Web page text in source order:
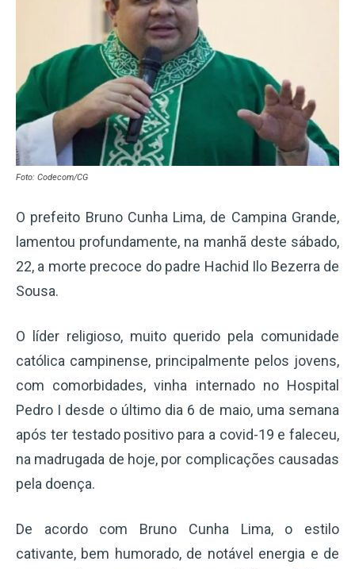
Foto: Codecom/CG
O prefeito Bruno Cunha Lima, de Campina Grande,
lamentou profundamente, na manhã deste sábado,
22, a morte precoce do padre Hachid Ilo Bezerra de
Sousa.
O líder religioso, muito querido pela comunidade
católica campinense, principalmente pelos jovens,
com comorbidades, vinha internado no Hospital
Pedro I desde o último dia 6 de maio, uma semana
após ter testado positivo para a covid-19 e faleceu,
na madrugada de hoje, por complicações causadas
pela doença.
De acordo com Bruno Cunha Lima, o estilo
cativante, bem humorado, de notável energia e de